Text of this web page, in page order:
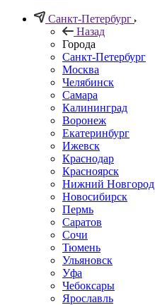
Санкт-Петербург
Назад
Города
Санкт-Петербург
Москва
Челябинск
Самара
Калининград
Воронеж
Екатеринбург
Ижевск
Краснодар
Красноярск
Нижний Новгород
Новосибирск
Пермь
Саратов
Сочи
Тюмень
Ульяновск
Уфа
Чебоксары
Ярославль